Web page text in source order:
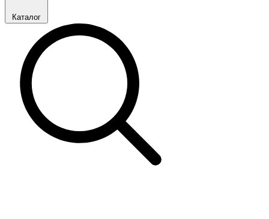
Каталог